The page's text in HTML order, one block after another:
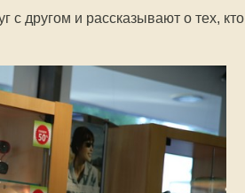
с другом и рассказывают о тех, кто